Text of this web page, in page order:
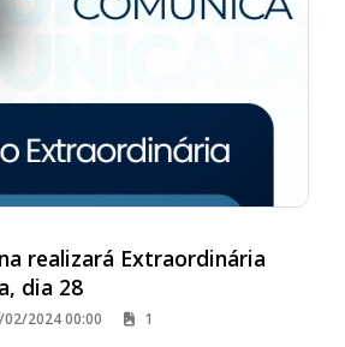
realizará Extraordinária
dia 28
02/2024 00:00 1